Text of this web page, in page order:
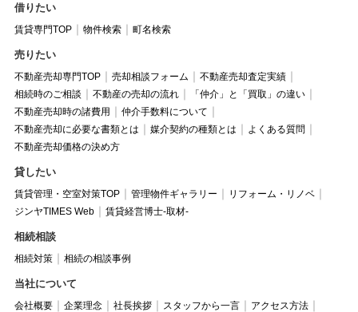
借りたい
賃貸専門TOP 物件検索 町名検索
売りたい
不動産売却専門TOP 売却相談フォーム
不動産売却査定実績
相続時のご相談
不動産の売却の流れ
「仲介」と「買取」の違い
不動産売却時の諸費用
仲介手数料について
不動産売却に必要な書類とは
媒介契約の種類とは
よくある質問
不動産売却価格の決め方
貸したい
賃貸管理・空室対策TOP 管理物件ギャラリー
リフォーム・リノベ
ジンヤTIMES Web
賃貸経営博士-取材-
相続相談
相続対策 相続の相談事例
当社について
会社概要 企業理念 社長挨拶 スタッフから一言
アクセス方法